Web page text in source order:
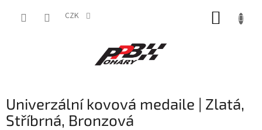
CZK
Univerzální kovová medaile | Zlatá,
Stříbrná, Bronzová